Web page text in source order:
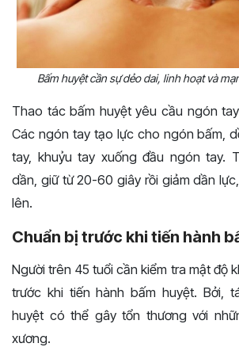
Bấm huyệt cần sự dẻo dai, linh hoạt và
Thao tác bấm huyệt yêu cầu ngón
Các ngón tay tạo lực cho ngón bấm,
tay, khuỷu tay xuống đầu ngón tay.
dần, giữ từ 20-60 giây rồi giảm dần
lên.
Chuẩn bị trước khi tiến hành
Người trên 45 tuổi cần kiểm tra mật độ
trước khi tiến hành bấm huyệt. Bởi,
huyệt có thể gây tổn thương với
xương.